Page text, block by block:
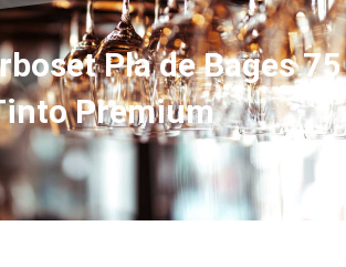
Pla de Bages 75
Premium